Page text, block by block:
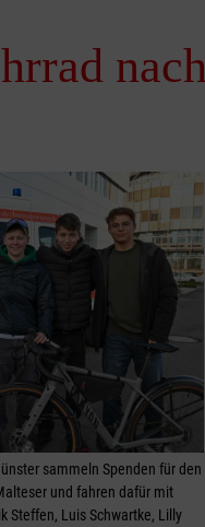
sammeln Spenden für den
und fahren dafür mit
Steffen, Luis Schwartke, Lilly